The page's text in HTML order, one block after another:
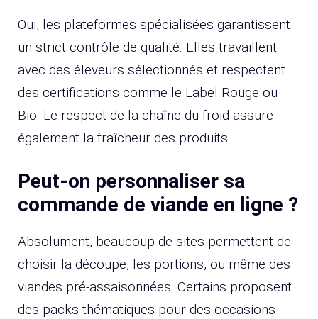
Oui, les plateformes spécialisées garantissent
un strict contrôle de qualité. Elles travaillent
avec des éleveurs sélectionnés et respectent
des certifications comme le Label Rouge ou
Bio. Le respect de la chaîne du froid assure
également la fraîcheur des produits.
Peut-on personnaliser sa
commande de viande en ligne ?
Absolument, beaucoup de sites permettent de
choisir la découpe, les portions, ou même des
viandes pré-assaisonnées. Certains proposent
des packs thématiques pour des occasions